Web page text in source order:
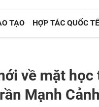
TẠO HỢP TÁC QUỐC TẾ
về mặt
Mạnh Cảnh